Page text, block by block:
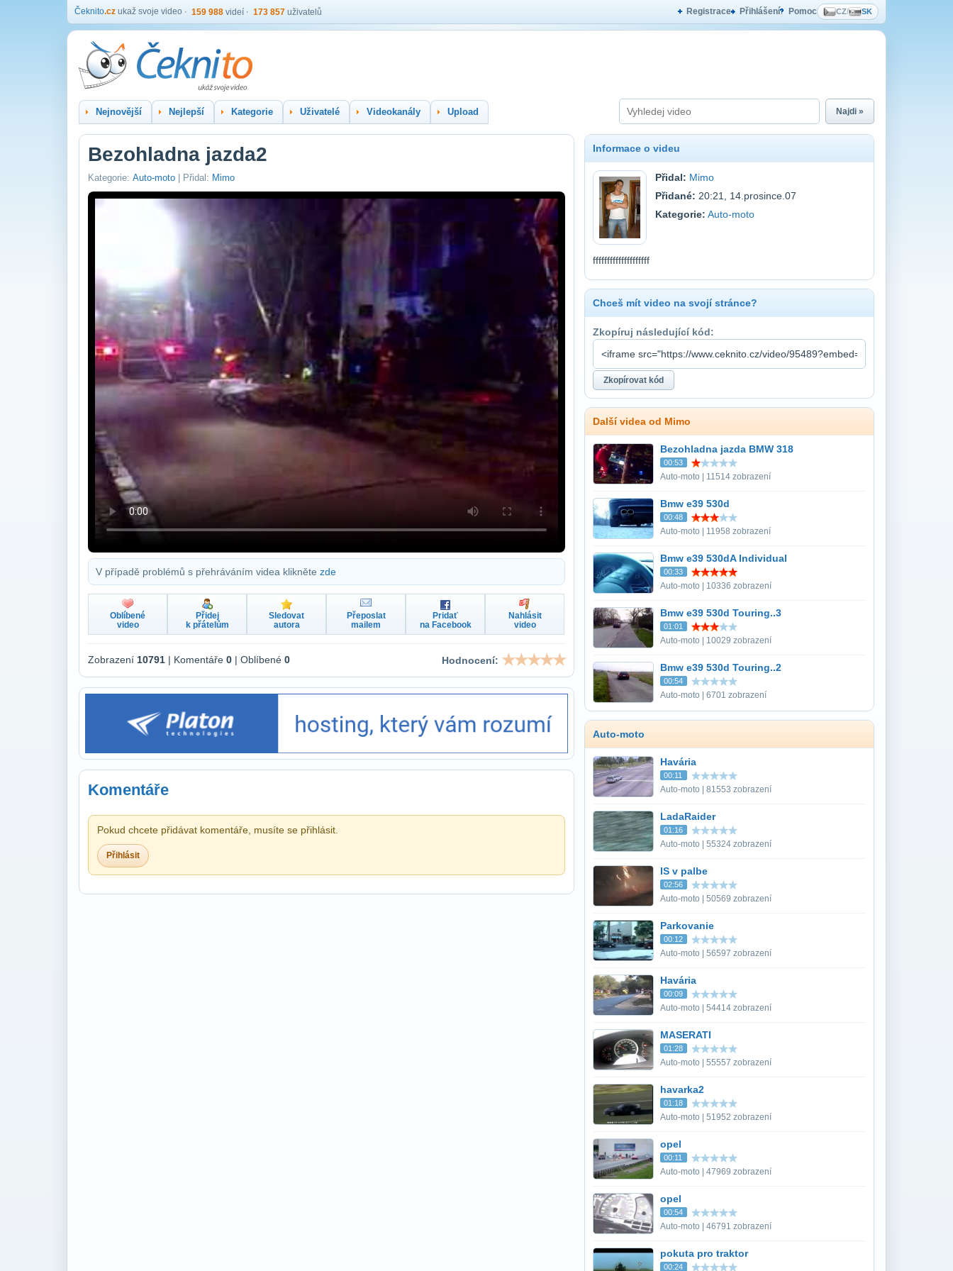
Čeknito.cz ukaž svoje video 159 988 videí 173 857 uživatelů Registrace Přihlášení Pomoc CZ/ SK
Nejnovější Nejlepší Kategorie Uživatelé Videokanály Upload Najdi »
Bezohladna jazda2
Kategorie: Auto-moto | Přidal: Mimo
V případě problémů s přehráváním videa klikněte zde
Oblíbené
video
Přidej
k přátelům
Sledovat
autora
Přeposlat
mailem
Pridať
na Facebook
Nahlásit
video
Zobrazení 10791 | Komentáře 0 | Oblíbené 0 Hodnocení:
Komentáře
Pokud chcete přidávat komentáře, musíte se přihlásit.
Přihlásit
Informace o videu
Přidal: Mimo
Přidané: 20:21, 14.prosince.07
Kategorie: Auto-moto
ffffffffffffffffffff
Chceš mít video na svojí stránce?
Zkopíruj následující kód:
Další videa od Mimo
Bezohladna jazda BMW 318
00:53
Auto-moto | 11514 zobrazení
Bmw e39 530d
00:48
Auto-moto | 11958 zobrazení
Bmw e39 530dA Individual
00:33
Auto-moto | 10336 zobrazení
Bmw e39 530d Touring..3
01:01
Auto-moto | 10029 zobrazení
Bmw e39 530d Touring..2
00:54
Auto-moto | 6701 zobrazení
Auto-moto
Havária
00:11
Auto-moto | 81553 zobrazení
LadaRaider
01:16
Auto-moto | 55324 zobrazení
IS v palbe
02:56
Auto-moto | 50569 zobrazení
Parkovanie
00:12
Auto-moto | 56597 zobrazení
Havária
00:09
Auto-moto | 54414 zobrazení
MASERATI
01:28
Auto-moto | 55557 zobrazení
havarka2
01:18
Auto-moto | 51952 zobrazení
opel
00:11
Auto-moto | 47969 zobrazení
opel
00:54
Auto-moto | 46791 zobrazení
pokuta pro traktor
00:24